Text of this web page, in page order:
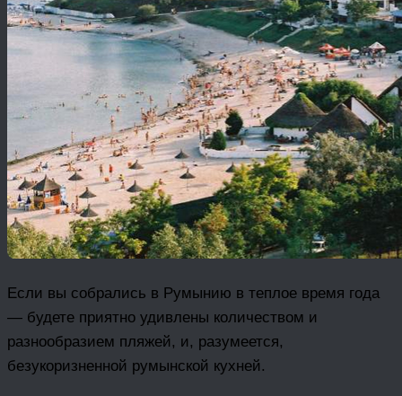
Если вы собрались в Румынию в теплое время года
— будете приятно удивлены количеством и
разнообразием пляжей, и, разумеется,
безукоризненной румынской кухней.